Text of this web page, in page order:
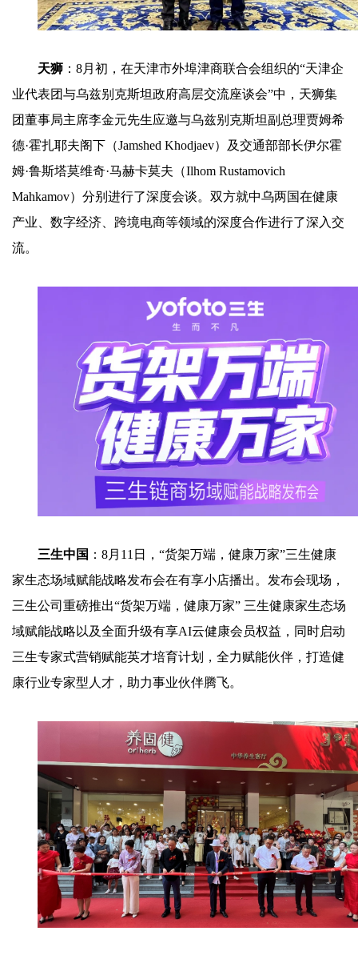
天狮 ：8月初，在天津市外埠津商联合会组织的“天津企
业代表团与乌兹别克斯坦政府高层交流座谈会”中，天狮集
团董事局主席李金元先生应邀与乌兹别克斯坦副总理贾姆希
德·霍扎耶夫阁下（Jamshed Khodjaev）及交通部部长伊尔霍
姆·鲁斯塔莫维奇·马赫卡莫夫（Ilhom Rustamovich
Mahkamov）分别进行了深度会谈。双方就中乌两国在健康
产业、数字经济、跨境电商等领域的深度合作进行了深入交
流。
三生中国 ：8月11日，“货架万端，健康万家”三生健康
家生态场域赋能战略发布会在有享小店播出。发布会现场，
三生公司重磅推出“货架万端，健康万家” 三生健康家生态场
域赋能战略以及全面升级有享AI云健康会员权益，同时启动
三生专家式营销赋能英才培育计划，全力赋能伙伴，打造健
康行业专家型人才，助力事业伙伴腾飞。